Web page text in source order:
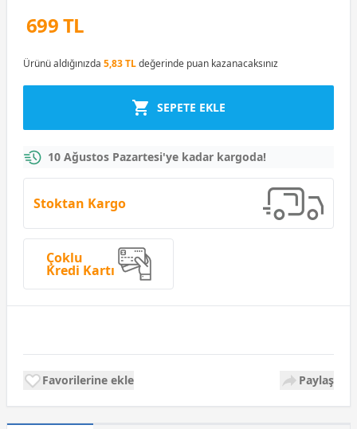
699 TL
Ürünü aldığınızda 5,83 TLdeğerinde puan kazanacaksınız
SEPETE EKLE
10 Ağustos Pazartesi'ye kadar kargoda!
Stoktan Kargo
Çoklu
Kredi Kartı
Favorilerine ekle Paylaş